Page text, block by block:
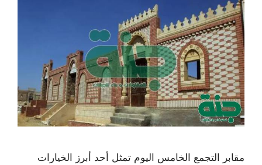
مقابر التجمع الخامس اليوم تمثل أحد أبرز الخيارات